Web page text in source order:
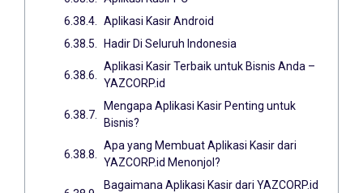
Aplikasi Kasir Android
Hadir Di Seluruh Indonesia
Aplikasi Kasir Terbaik untuk Bisnis Anda –
YAZCORP.id
Mengapa Aplikasi Kasir Penting untuk
Bisnis?
Apa yang Membuat Aplikasi Kasir dari
YAZCORP.id Menonjol?
Bagaimana Aplikasi Kasir dari YAZCORP.id